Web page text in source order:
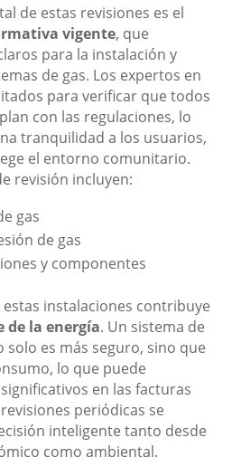
de estas revisiones es el
vigente, que
para la instalación y
de gas. Los expertos en
para verificar que todos
con las regulaciones, lo
tranquilidad a los usuarios,
el entorno comunitario.
revisión incluyen:
gas
de gas
y componentes
instalaciones contribuye
de la energía. Un sistema de
es más seguro, sino que
lo que puede
en las facturas
periódicas se
inteligente tanto desde
como ambiental.